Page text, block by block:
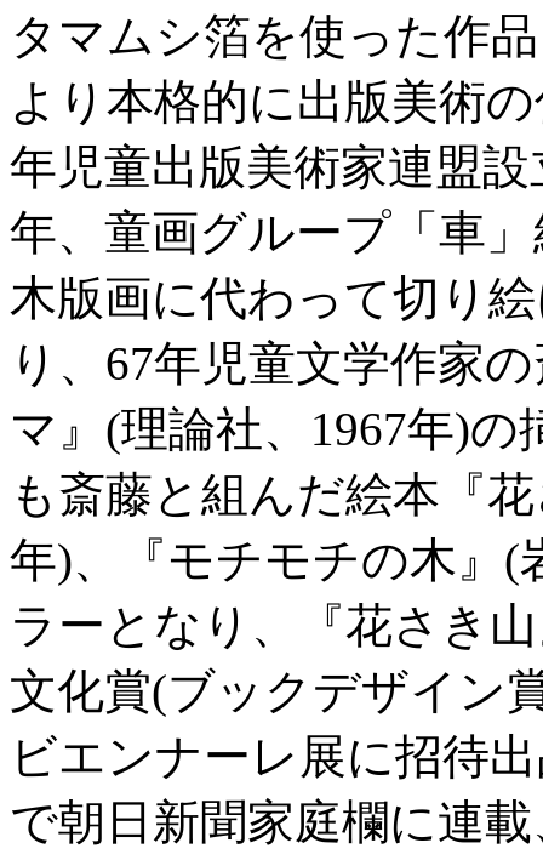
タマムシ箔を使った作
より本格的に出版美術
年児童出版美術家連盟
年、童画グループ「車
木版画に代わって切り
り、67年児童文学作家
マ』(理論社、1967年)
も斎藤と組んだ絵本『
年)、『モチモチの木』(
ラーとなり、『花さき
文化賞(ブックデザイン
ビエンナーレ展に招待
で朝日新聞家庭欄に連